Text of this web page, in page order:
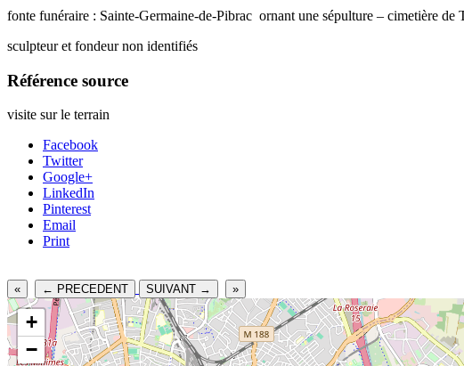
fonte funéraire : Sainte-Germaine-de-Pibrac ornant une sépulture – cimetière de
sculpteur et fondeur non identifiés
Référence source
visite sur le terrain
Facebook
Twitter
Google+
LinkedIn
Pinterest
Email
Print
« ← PRECEDENT SUIVANT → »
+
−